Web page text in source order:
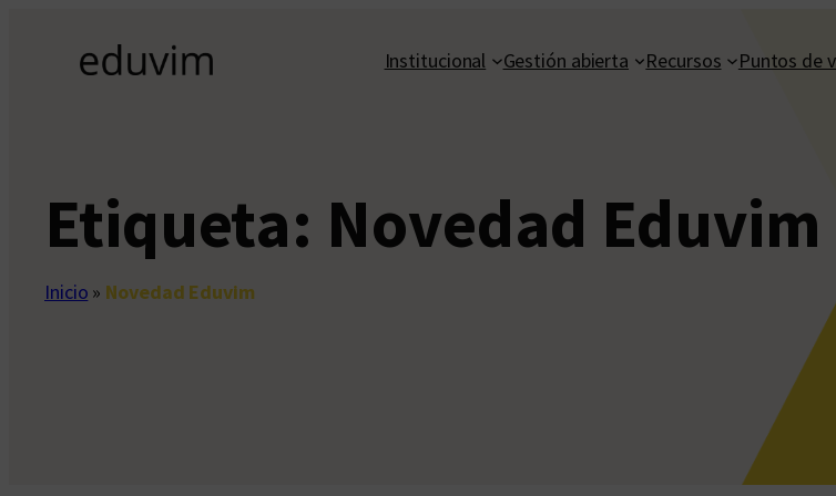
contenido
Institucional Gestión abierta Recursos Puntos de
Etiqueta: Novedad Eduvim
Inicio » Novedad Eduvim